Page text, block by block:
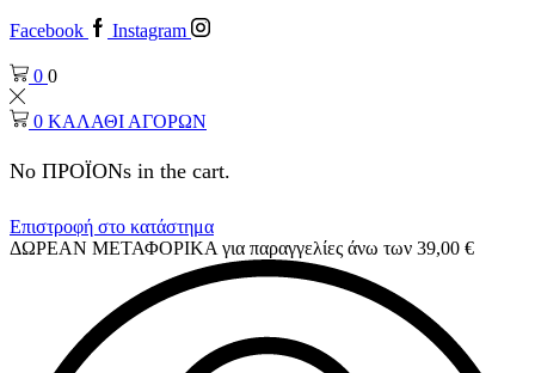
Facebook Instagram
0 0
0 ΚΑΛΑΘΙ ΑΓΟΡΩΝ
No ΠΡΟΪΟΝs in the cart.
Επιστροφή στο κατάστημα
ΔΩΡΕΑΝ ΜΕΤΑΦΟΡΙΚΑ για παραγγελίες άνω των 39,00 €